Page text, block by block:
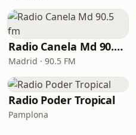
Radio Canela Md 90.5 fm
Madrid · 90.5 FM
Radio Poder Tropical
Pamplona